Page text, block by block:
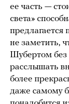
ее часть —
света»
предлагается
не заметить,
Шубертом без
расслышать
более
даже самому